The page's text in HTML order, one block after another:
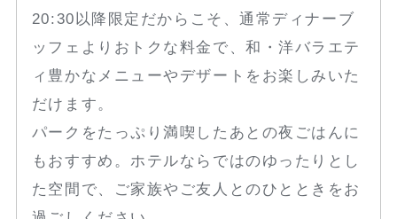
20:30以降限定だからこそ、通常ディナーブ
ッフェよりおトクな料金で、和・洋バラエテ
ィ豊かなメニューやデザートをお楽しみいた
だけます。
パークをたっぷり満喫したあとの夜ごはんに
もおすすめ。ホテルならではのゆったりとし
た空間で、ご家族やご友人とのひとときをお